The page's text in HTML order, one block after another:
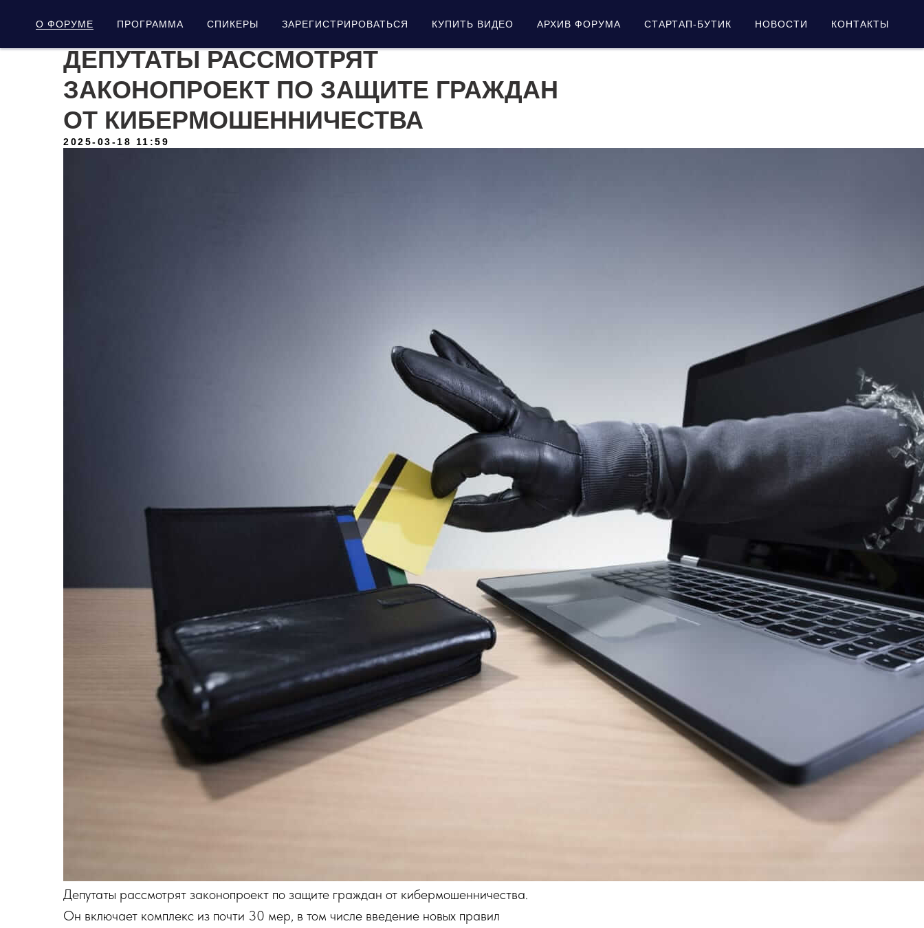
О ФОРУМЕ ПРОГРАММА СПИКЕРЫ ЗАРЕГИСТРИРОВАТЬСЯ КУПИТЬ ВИДЕО АРХИВ ФОРУМА СТАРТАП-БУТИК НОВОСТИ КОНТАКТЫ
ДЕПУТАТЫ РАССМОТРЯТ
ЗАКОНОПРОЕКТ ПО ЗАЩИТЕ ГРАЖДАН
ОТ КИБЕРМОШЕННИЧЕСТВА
2025-03-18 11:59
Депутаты рассмотрят законопроект по защите граждан от кибермошенничества.
Он включает комплекс из почти 30 мер, в том числе введение новых правил